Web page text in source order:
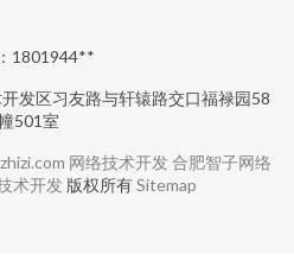
1801944**
发区习友路与轩辕路交口福禄园58
501室
网络技术开发 合肥智子网络
术开发 版权所有Sitemap